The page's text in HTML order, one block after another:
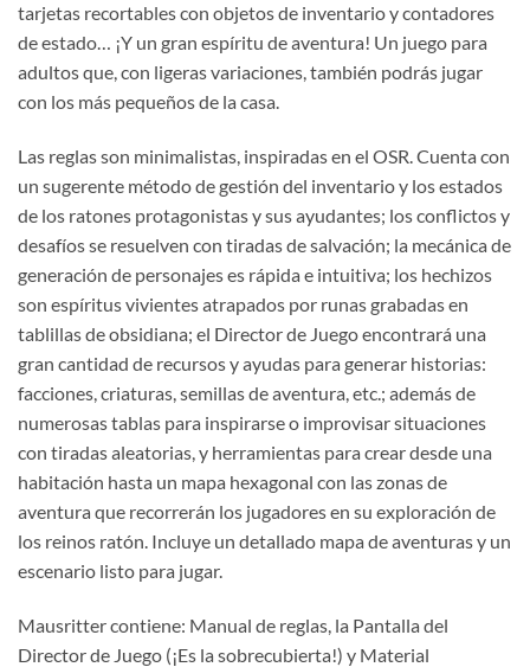
tarjetas recortables con objetos de inventario y contadores
de estado… ¡Y un gran espíritu de aventura! Un juego para
adultos que, con ligeras variaciones, también podrás jugar
con los más pequeños de la casa.
Las reglas son minimalistas, inspiradas en el OSR. Cuenta con
un sugerente método de gestión del inventario y los estados
de los ratones protagonistas y sus ayudantes; los conflictos y
desafíos se resuelven con tiradas de salvación; la mecánica de
generación de personajes es rápida e intuitiva; los hechizos
son espíritus vivientes atrapados por runas grabadas en
tablillas de obsidiana; el Director de Juego encontrará una
gran cantidad de recursos y ayudas para generar historias:
facciones, criaturas, semillas de aventura, etc.; además de
numerosas tablas para inspirarse o improvisar situaciones
con tiradas aleatorias, y herramientas para crear desde una
habitación hasta un mapa hexagonal con las zonas de
aventura que recorrerán los jugadores en su exploración de
los reinos ratón. Incluye un detallado mapa de aventuras y un
escenario listo para jugar.
Mausritter contiene: Manual de reglas, la Pantalla del
Director de Juego (¡Es la sobrecubierta!) y Material